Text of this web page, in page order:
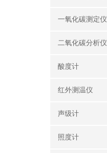
一氧化碳测定仪
二氧化碳分析仪
酸度计
红外测温仪
声级计
照度计